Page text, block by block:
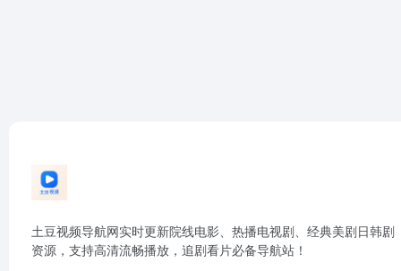
土豆视频导航网实时更新院线电影、热播电视剧、经典美剧日韩剧
资源，支持高清流畅播放，追剧看片必备导航站！